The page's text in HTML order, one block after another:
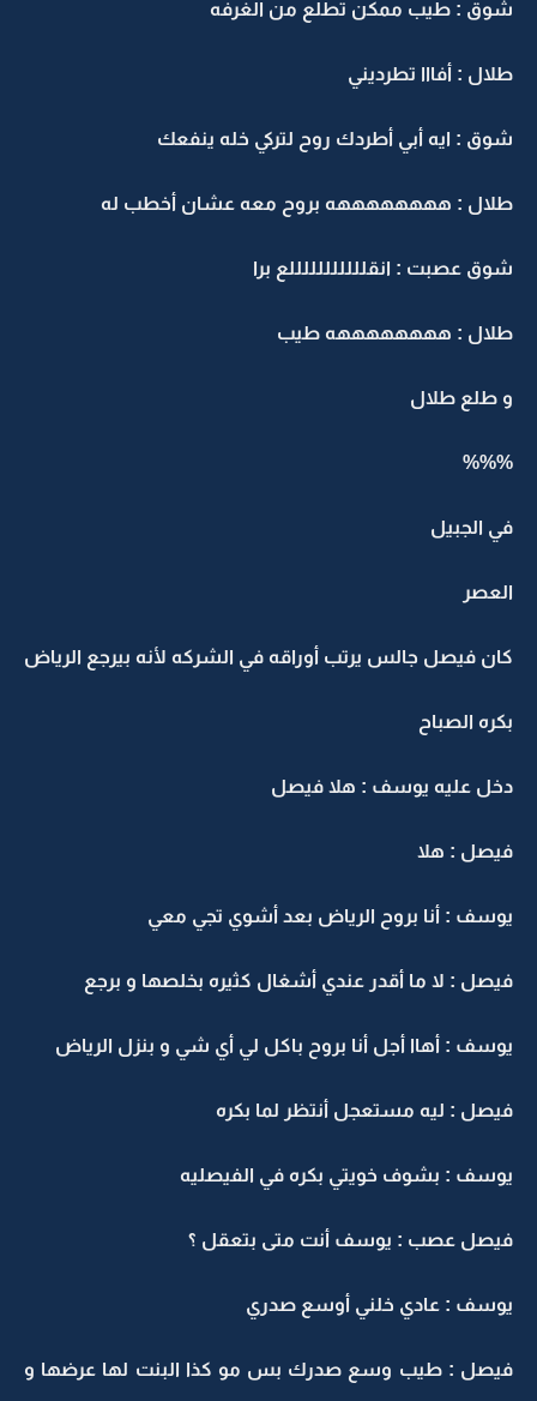
شوق : طيب ممكن تطلع من الغرفه
طلال : أفااا تطرديني
شوق : ايه أبي أطردك روح لتركي خله ينفعك
طلال : ههههههههه بروح معه عشان أخطب له
شوق عصبت : انقلللللللللللع برا
طلال : ههههههههه طيب
و طلع طلال
%%%
في الجبيل
العصر
كان فيصل جالس يرتب أوراقه في الشركه لأنه بيرجع الرياض
بكره الصباح
دخل عليه يوسف : هلا فيصل
فيصل : هلا
يوسف : أنا بروح الرياض بعد أشوي تجي معي
فيصل : لا ما أقدر عندي أشغال كثيره بخلصها و برجع
يوسف : أهاا أجل أنا بروح باكل لي أي شي و بنزل الرياض
فيصل : ليه مستعجل أنتظر لما بكره
يوسف : بشوف خويتي بكره في الفيصليه
فيصل عصب : يوسف أنت متى بتعقل ؟
يوسف : عادي خلني أوسع صدري
فيصل : طيب وسع صدرك بس مو كذا البنت لها عرضها و